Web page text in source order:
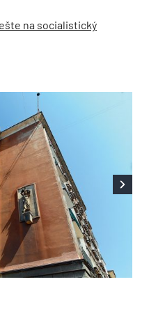
na socialistický